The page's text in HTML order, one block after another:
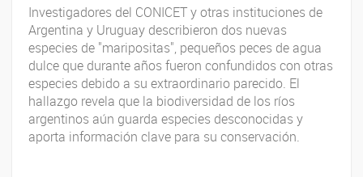
Investigadores del CONICET y otras instituciones de
Argentina y Uruguay describieron dos nuevas
especies de "maripositas", pequeños peces de agua
dulce que durante años fueron confundidos con otras
especies debido a su extraordinario parecido. El
hallazgo revela que la biodiversidad de los ríos
argentinos aún guarda especies desconocidas y
aporta información clave para su conservación.